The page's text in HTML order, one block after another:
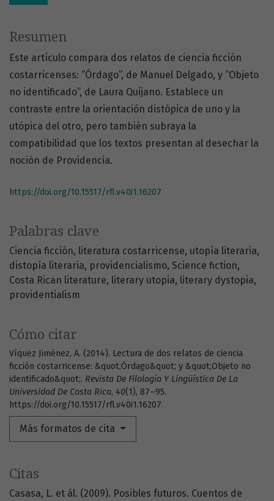
Palabras clave
Ciencia ficción literatura costarricense utopía literaria
distopía literaria providencialismo Science fiction
Costa Rican literature literary utopia literary dystopia
providentialism
Cómo citar
Víquez Jiménez, A. (2014). Lectura de dos relatos de ciencia
ficción costarricense: &quot;Órdago&quot; y &quot;Objeto no
identificado&quot;. Revista De Filología Y Lingüística De La
Universidad De Costa Rica, 40(1), 87–95.
https://doi.org/10.15517/rfl.v40i1.16207
Más formatos de cita
Resumen
Este artículo compara dos relatos de ciencia ficción
costarricenses: “Órdago”, de Manuel Delgado, y “Objeto
no identificado”, de Laura Quijano. Establece un
contraste entre la orientación distópica de uno y la
utópica del otro, pero también subraya la
compatibilidad que los textos presentan al desechar la
noción de Providencia.
https://doi.org/10.15517/rfl.v40i1.16207
Citas
Casasa, L. et ál. (2009). Posibles futuros. Cuentos de